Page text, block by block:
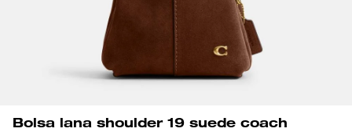
Bolsa lana shoulder 19 suede coach